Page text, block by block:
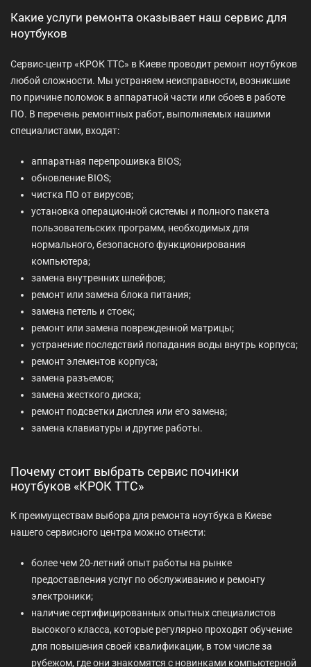
Какие услуги ремонта оказывает наш сервис для
ноутбуков
Сервис-центр «КРОК ТТС» в Киеве проводит ремонт ноутбуков
любой сложности. Мы устраняем неисправности, возникшие
по причине поломок в аппаратной части или сбоев в работе
ПО. В перечень ремонтных работ, выполняемых нашими
специалистами, входят:
аппаратная перепрошивка BIOS;
обновление BIOS;
чистка ПО от вирусов;
установка операционной системы и полного пакета
пользовательских программ, необходимых для
нормального, безопасного функционирования
компьютера;
замена внутренних шлейфов;
ремонт или замена блока питания;
замена петель и стоек;
ремонт или замена поврежденной матрицы;
устранение последствий попадания воды внутрь корпуса;
ремонт элементов корпуса;
замена разъемов;
замена жесткого диска;
ремонт подсветки дисплея или его замена;
замена клавиатуры и другие работы.
Почему стоит выбрать сервис починки
ноутбуков «КРОК ТТС»
К преимуществам выбора для ремонта ноутбука в Киеве
нашего сервисного центра можно отнести:
более чем 20-летний опыт работы на рынке
предоставления услуг по обслуживанию и ремонту
электроники;
наличие сертифицированных опытных специалистов
высокого класса, которые регулярно проходят обучение
для повышения своей квалификации, в том числе за
рубежом, где они знакомятся с новинками компьютерной